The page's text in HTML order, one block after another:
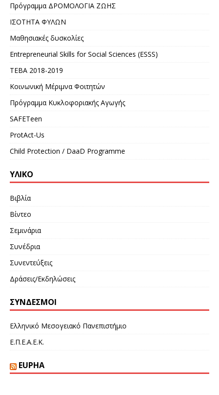
Πρόγραμμα ΔΡΟΜΟΛΟΓΙΑ ΖΩΗΣ
ΙΣΟΤΗΤΑ ΦΥΛΩΝ
Μαθησιακές δυσκολίες
Entrepreneurial Skills for Social Sciences (ESSS)
ΤΕΒΑ 2018-2019
Κοινωνική Μέριμνα Φοιτητών
Πρόγραμμα Κυκλοφοριακής Αγωγής
SAFETeen
ProtAct-Us
Child Protection / DaaD Programme
ΥΛΙΚΌ
Βιβλία
Βίντεο
Σεμινάρια
Συνέδρια
Συνεντεύξεις
Δράσεις/Εκδηλώσεις
ΣΎΝΔΕΣΜΟΙ
Ελληνικό Μεσογειακό Πανεπιστήμιο
Ε.Π.Ε.Α.Ε.Κ.
EUPHA